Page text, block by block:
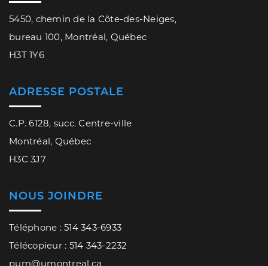
5450, chemin de la Côte-des-Neiges,
bureau 100, Montréal, Québec
H3T 1Y6
ADRESSE POSTALE
C.P. 6128, succ. Centre-ville
Montréal, Québec
H3C 3J7
NOUS JOINDRE
Téléphone : 514 343-6933
Télécopieur : 514 343-2232
pum@umontreal.ca